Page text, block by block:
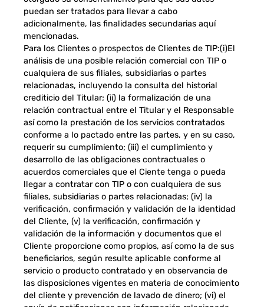
puedan ser tratados para llevar a cabo
adicionalmente, las finalidades secundarias aquí
mencionadas.
Para los Clientes o prospectos de Clientes de TIP:(i)El
análisis de una posible relación comercial con TIP o
cualquiera de sus filiales, subsidiarias o partes
relacionadas, incluyendo la consulta del historial
crediticio del Titular; (ii) la formalización de una
relación contractual entre el Titular y el Responsable
así como la prestación de los servicios contratados
conforme a lo pactado entre las partes, y en su caso,
requerir su cumplimiento; (iii) el cumplimiento y
desarrollo de las obligaciones contractuales o
acuerdos comerciales que el Ciente tenga o pueda
llegar a contratar con TIP o con cualquiera de sus
filiales, subsidiarias o partes relacionadas; (iv) la
verificación, confirmación y validación de la identidad
del Cliente, (v) la verificación, confirmación y
validación de la información y documentos que el
Cliente proporcione como propios, así como la de sus
beneficiarios, según resulte aplicable conforme al
servicio o producto contratado y en observancia de
las disposiciones vigentes en materia de conocimiento
del cliente y prevención de lavado de dinero; (vi) el